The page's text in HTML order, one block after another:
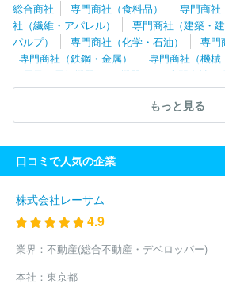
会社
株式会社斎藤英次商店 株式会社日
インターフィールド株式会社
株式会社川和
日本通信紙株式会社
株式会社ＯＫＩデ
ＡＭＩＳＭ株式会社
日産紙業株式会社
株式会社包む
易株式会社
アドバンテック東洋株式会社
和紙業株式会社
株式会社竹尾
ニソン・ジャパン株式会社
株式会社シン
会社
水野産業株式会社
会社エス・ピーパック
堂
株式会社ワタナベ アズフィット株式
日本紙通商株式会社
総合商社 専門商社（食料品） 専門商社
社（繊維・アパレル）
専門商社（建築・建
パルプ）
専門商社（化学・石油）
専門
専門商社（鉄鋼・金属）
専門商社（機械
（電子・電気機器・OA機器）
専門商社
器）
専門商社（医療機器）
専門商社（
専門商社（スポーツ・レジャー用品）
もっと見る
口コミで人気の企業
株式会社レーサム
4.9
業界： 不動産(総合不動産・デベロッパー)
本社： 東京都